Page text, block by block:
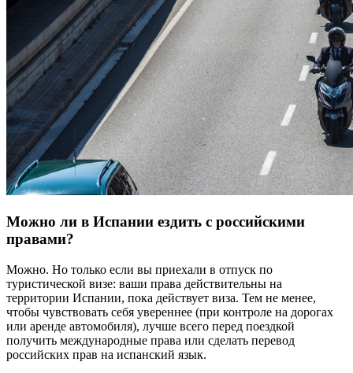
Можно ли в Испании ездить с российскими
правами?
Можно. Но только если вы приехали в отпуск по
туристической визе: ваши права действительны на
территории Испании, пока действует виза. Тем не менее,
чтобы чувствовать себя увереннее (при контроле на дорогах
или аренде автомобиля), лучше всего перед поездкой
получить международные права или сделать перевод
российских прав на испанский язык.